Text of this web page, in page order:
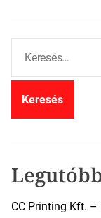
r
CC Printing Kft.